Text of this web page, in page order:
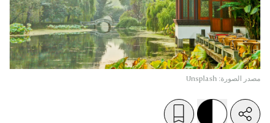
مصدر الصورة: Unsplash